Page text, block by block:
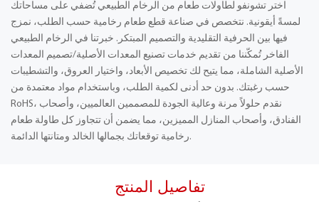
اختر تشونفو لطاولات طعام من الرخام الطبيعي تُضفي على مساحاتك
لمسةً أيقونية. نتخصص في صناعة قطع طعام رخامية حسب الطلب، نمزج
فيها بين الحرفية التقليدية والتصميم المبتكر. خبرتنا في الرخام الطبيعي
الفاخر تُمكّننا من تقديم خدمات تصنيع المعدات الأصلية/تصميم المعدات
الأصلية الشاملة، مما يتيح لك تخصيص الأبعاد، واختيار العروق، والتشطيبات
حسب رغبتك. بدون حد أدنى لكمية الطلب، وباستخدام مواد معتمدة من
RoHS، نقدم حلولاً مرنة وعالية الجودة للمصممين العالميين، وأصحاب
الفنادق، وأصحاب المنازل المميزين، مما يضمن أن تتجاوز كل طاولة طعام
رخامية توقعاتك بجمالها الخالد ومتانتها الدائمة.
تفاصيل المنتج